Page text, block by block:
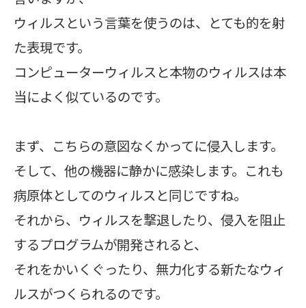
ウィルスという言葉を使うのは、とても的を射
た表現です。
コンピューターウィルスと本物のウィルスは本
当によく似ているのです。
まず、こちらの意図なくかってに侵入します。
そして、他の機器に静かに感染します。これも
病原体としてのウィルスと同じですね。
それから、ウィルスを撃退したり、侵入を阻止
するプログラムが開発されると、
それをかいくぐったり、無力化する新たなウィ
ルスがつくられるのです。